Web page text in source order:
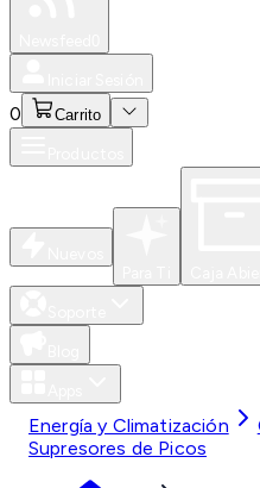
0 Carrito
Energía y Climatización
Supresores de Picos